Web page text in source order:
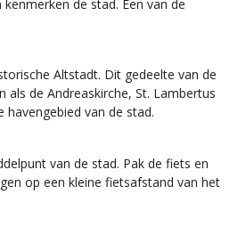
de stad. Een van de
Altstadt. Dit gedeelte van de
de Andreaskirche, St. Lambertus
van de stad.
van de stad. Pak de fiets en
op een kleine fietsafstand van het